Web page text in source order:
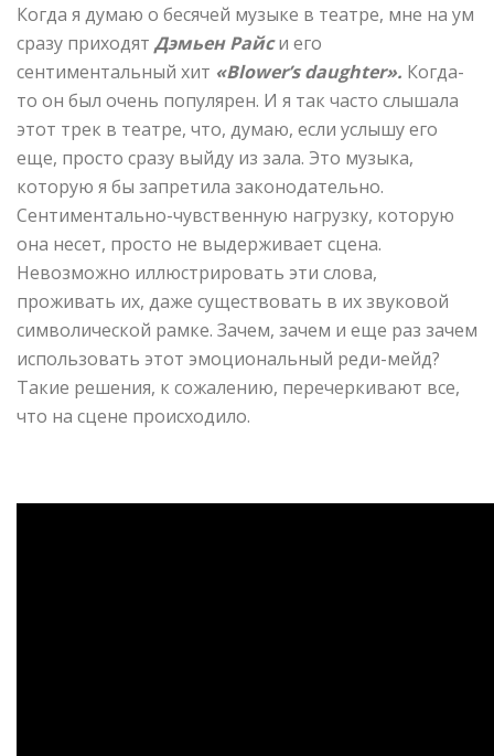
Когда я думаю о бесячей музыке в театре, мне на ум
сразу приходят Дэмьен Райси его
сентиментальный хит «Blower’s daughter». Когда-
то он был очень популярен. И я так часто слышала
этот трек в театре, что, думаю, если услышу его
еще, просто сразу выйду из зала. Это музыка,
которую я бы запретила законодательно.
Сентиментально-чувственную нагрузку, которую
она несет, просто не выдерживает сцена.
Невозможно иллюстрировать эти слова,
проживать их, даже существовать в их звуковой
символической рамке. Зачем, зачем и еще раз зачем
использовать этот эмоциональный реди-мейд?
Такие решения, к сожалению, перечеркивают все,
что на сцене происходило.